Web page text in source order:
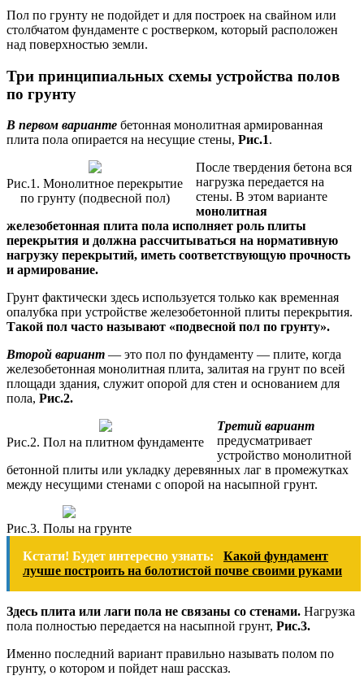
Пол по грунту не подойдет и для построек на свайном или
столбчатом фундаменте с ростверком, который расположен
над поверхностью земли.
Три принципиальных схемы устройства полов
по грунту
В первом варианте бетонная монолитная армированная
плита пола опирается на несущие стены, Рис.1.
Рис.1. Монолитное перекрытие
по грунту (подвесной пол)
После твердения бетона вся
нагрузка передается на
стены. В этом варианте
монолитная
железобетонная плита пола исполняет роль плиты
перекрытия и должна рассчитываться на нормативную
нагрузку перекрытий, иметь соответствующую прочность
и армирование.
Грунт фактически здесь используется только как временная
опалубка при устройстве железобетонной плиты перекрытия.
Такой пол часто называют «подвесной пол по грунту».
Второй вариант — это пол по фундаменту — плите, когда
железобетонная монолитная плита, залитая на грунт по всей
площади здания, служит опорой для стен и основанием для
пола, Рис.2.
Рис.2. Пол на плитном фундаменте
Третий вариант
предусматривает
устройство монолитной
бетонной плиты или укладку деревянных лаг в промежутках
между несущими стенами с опорой на насыпной грунт.
Рис.3. Полы на грунте
Кстати! Будет интересно узнать:
Какой фундамент
лучше построить на болотистой почве своими руками
Здесь плита или лаги пола не связаны со стенами. Нагрузка
пола полностью передается на насыпной грунт, Рис.3.
Именно последний вариант правильно называть полом по
грунту, о котором и пойдет наш рассказ.